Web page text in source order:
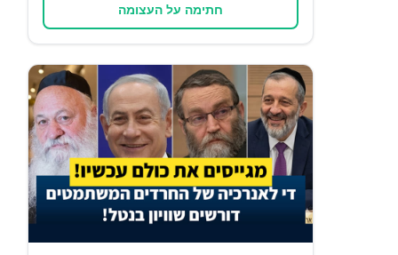
חתימה על העצומה